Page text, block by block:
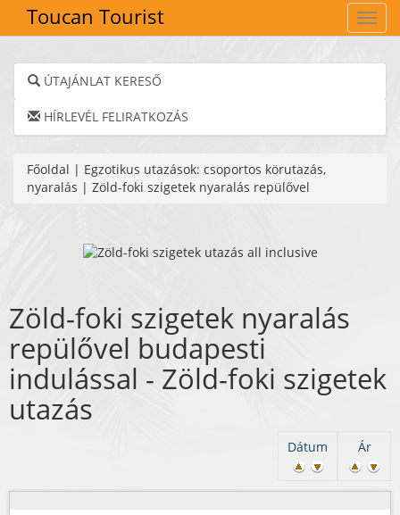
Toucan Tourist
ÚTAJÁNLAT KERESŐ
HÍRLEVÉL FELIRATKOZÁS
Főoldal | Egzotikus utazások: csoportos körutazás,
nyaralás | Zöld-foki szigetek nyaralás repülővel
Zöld-foki szigetek nyaralás
repülővel budapesti
indulással - Zöld-foki szigetek
utazás
Ár
Dátum